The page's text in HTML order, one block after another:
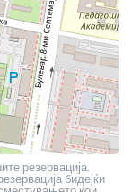
резервација.
бидејќи